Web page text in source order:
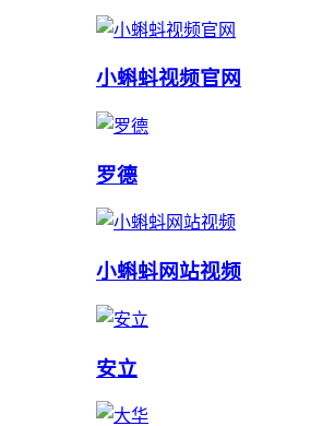
小蝌蚪视频官网
罗德
小蝌蚪网站视频
安立